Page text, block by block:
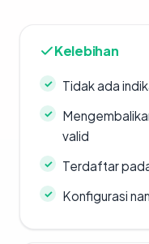
Kelebihan
Tidak ada
valid
Terdaftar
Konfigurasi